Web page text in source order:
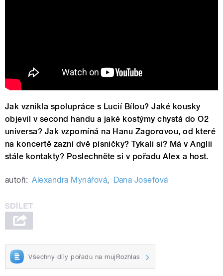
Jak vznikla spolupráce s Lucií Bílou? Jaké kousky
objevil v second handu a jaké kostýmy chystá do O2
universa? Jak vzpomíná na Hanu Zagorovou, od které
na koncertě zazní dvě písničky? Tykali si? Má v Anglii
stále kontakty? Poslechněte si v pořadu Alex a host.
autoři: Alexandra Mynářová, Dana Josefová
Všechny díly pořadu na mujRozhlas